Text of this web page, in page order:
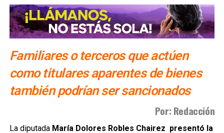
Familiares o terceros que actúen
como titulares aparentes de bienes
también podrían ser sancionados
Por: Redacción
La diputada María Dolores Robles Chairez presentó la